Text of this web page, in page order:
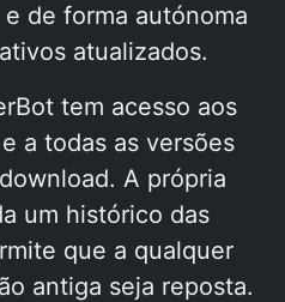
de forma autónoma
atualizados.
tem acesso aos
e a todas as versões
A própria
um histórico das
que a qualquer
antiga seja reposta.